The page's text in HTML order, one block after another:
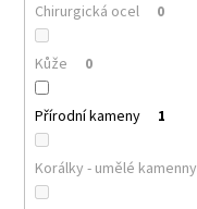
Chirurgická ocel 0
Kůže 0
Přírodní kameny 1
Korálky - umělé kamenny